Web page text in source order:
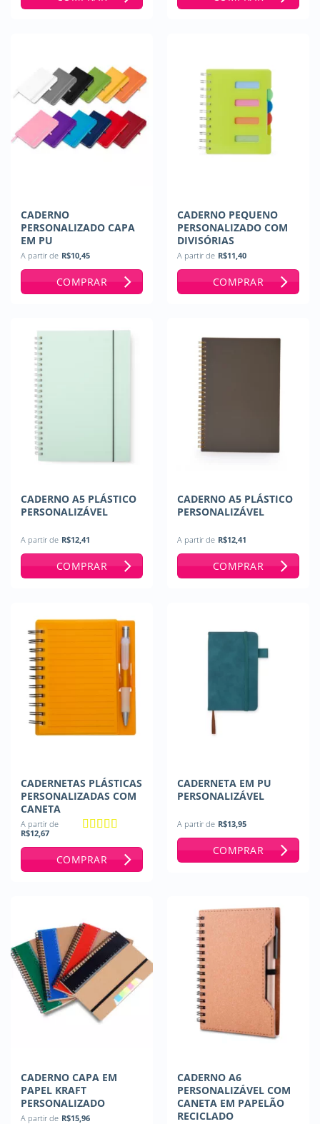
CADERNO
PERSONALIZADO CAPA
EM PU
A partir de R$10,45
COMPRAR
CADERNO PEQUENO
PERSONALIZADO COM
DIVISÓRIAS
A partir de R$11,40
COMPRAR
CADERNO A5 PLÁSTICO
PERSONALIZÁVEL
A partir de R$12,41
COMPRAR
CADERNO A5 PLÁSTICO
PERSONALIZÁVEL
A partir de R$12,41
COMPRAR
CADERNETAS PLÁSTICAS
PERSONALIZADAS COM
CANETA
A partir de
R$12,67
COMPRAR
CADERNETA EM PU
PERSONALIZÁVEL
A partir de R$13,95
COMPRAR
CADERNO CAPA EM
PAPEL KRAFT
PERSONALIZADO
A partir de R$15,96
CADERNO A6
PERSONALIZÁVEL COM
CANETA EM PAPELÃO
RECICLADO